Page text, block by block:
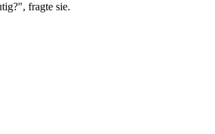
fragte sie.